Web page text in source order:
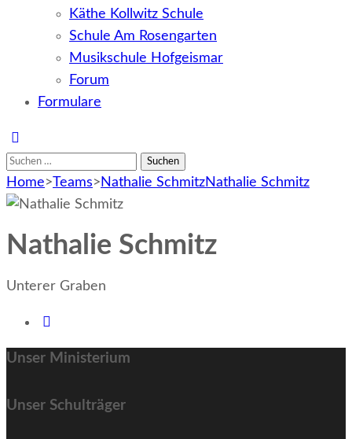
Käthe Kollwitz Schule
Schule Am Rosengarten
Musikschule Hofgeismar
Forum
Formulare
Suchen
nach:
Home>Teams> Nathalie SchmitzNathalie Schmitz
Nathalie Schmitz
Unterer Graben
Unser Ministerium
Unser Schulträger